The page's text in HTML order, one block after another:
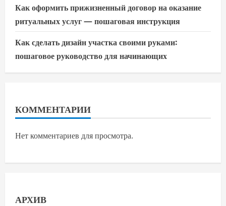
Как оформить прижизненный договор на оказание
ритуальных услуг — пошаговая инструкция
Как сделать дизайн участка своими руками:
пошаговое руководство для начинающих
КОММЕНТАРИИ
Нет комментариев для просмотра.
АРХИВ